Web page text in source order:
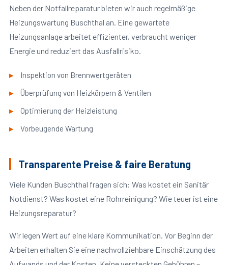
Neben der Notfallreparatur bieten wir auch regelmäßige
Heizungswartung Buschthal an. Eine gewartete
Heizungsanlage arbeitet effizienter, verbraucht weniger
Energie und reduziert das Ausfallrisiko.
Inspektion von Brennwertgeräten
Überprüfung von Heizkörpern & Ventilen
Optimierung der Heizleistung
Vorbeugende Wartung
Transparente Preise & faire Beratung
Viele Kunden Buschthal fragen sich: Was kostet ein Sanitär
Notdienst? Was kostet eine Rohrreinigung? Wie teuer ist eine
Heizungsreparatur?
Wir legen Wert auf eine klare Kommunikation. Vor Beginn der
Arbeiten erhalten Sie eine nachvollziehbare Einschätzung des